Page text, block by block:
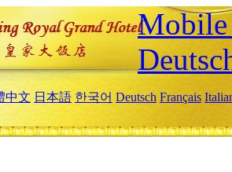
Mobile
中文 日本語 한국어 Deutsch Français